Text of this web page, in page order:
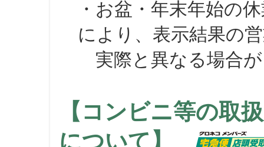
・お盆・年末年始の
により、表示結果の
実際と異なる場合が
【コンビニ等の取
について】